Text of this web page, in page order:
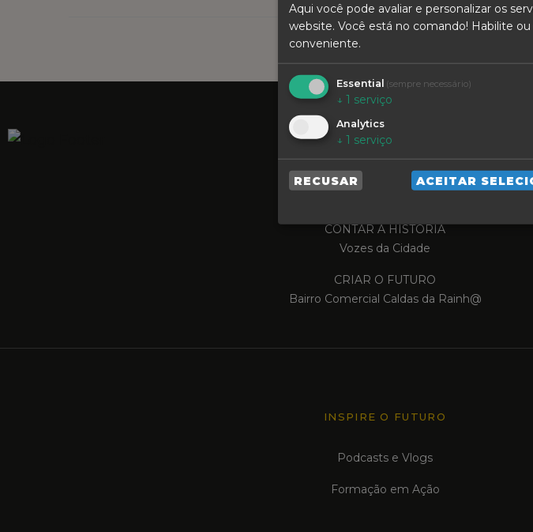
SINTA A TRADIÇÃO
CUIDAR DA IDENTIDADE
CONTAR A HISTÓRIA
Vozes da Cidade
CRIAR O FUTURO
Bairro Comercial Caldas da Rainh@
INSPIRE O FUTURO
Podcasts e Vlogs
Formação em Ação
Aqui você pode avaliar e personalizar os
website. Você está no comando! Habilite
conveniente.
Essential (sempre necessário)
↓ 1 serviço
Analytics
↓ 1 serviço
RECUSAR ACEITAR